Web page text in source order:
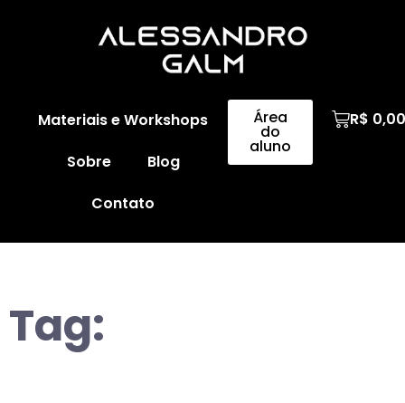
Materiais e Workshops
Sobre
Blog
Contato
Área
do
aluno
R$ 0,00
Tag: